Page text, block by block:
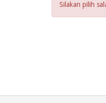
Silakan pilih